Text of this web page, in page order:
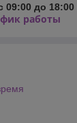
09:00 до 18:00
работы